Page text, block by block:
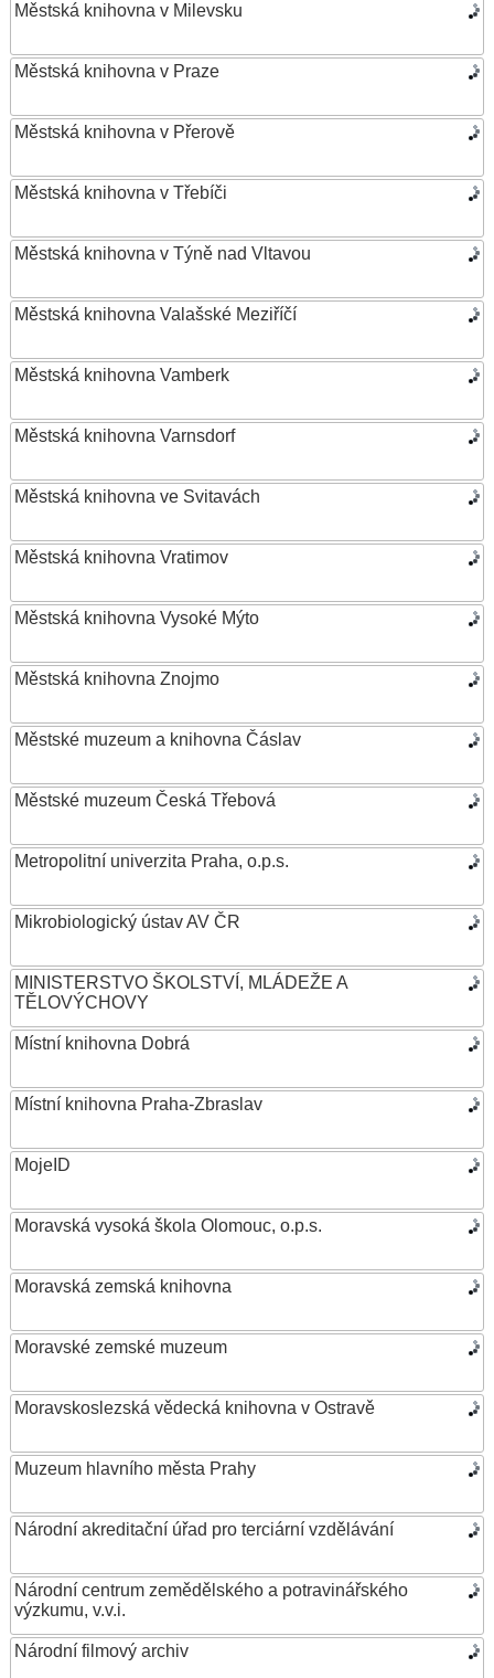
Městská knihovna v Milevsku
Městská knihovna v Praze
Městská knihovna v Přerově
Městská knihovna v Třebíči
Městská knihovna v Týně nad Vltavou
Městská knihovna Valašské Meziříčí
Městská knihovna Vamberk
Městská knihovna Varnsdorf
Městská knihovna ve Svitavách
Městská knihovna Vratimov
Městská knihovna Vysoké Mýto
Městská knihovna Znojmo
Městské muzeum a knihovna Čáslav
Městské muzeum Česká Třebová
Metropolitní univerzita Praha, o.p.s.
Mikrobiologický ústav AV ČR
MINISTERSTVO ŠKOLSTVÍ, MLÁDEŽE A
TĚLOVÝCHOVY
Místní knihovna Dobrá
Místní knihovna Praha-Zbraslav
MojeID
Moravská vysoká škola Olomouc, o.p.s.
Moravská zemská knihovna
Moravské zemské muzeum
Moravskoslezská vědecká knihovna v Ostravě
Muzeum hlavního města Prahy
Národní akreditační úřad pro terciární vzdělávání
Národní centrum zemědělského a potravinářského
výzkumu, v.v.i.
Národní filmový archiv